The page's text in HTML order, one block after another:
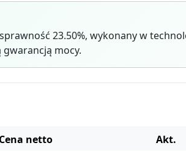
23.50%, wykonany w
mocy.
Cena netto Akt.